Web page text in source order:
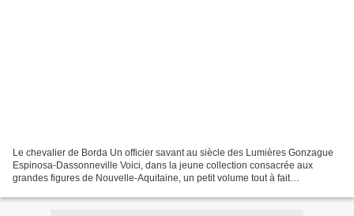
Le chevalier de Borda Un officier savant au siècle des Lumières Gonzague
Espinosa-Dassonneville Voici, dans la jeune collection consacrée aux
grandes figures de Nouvelle-Aquitaine, un petit volume tout à fait